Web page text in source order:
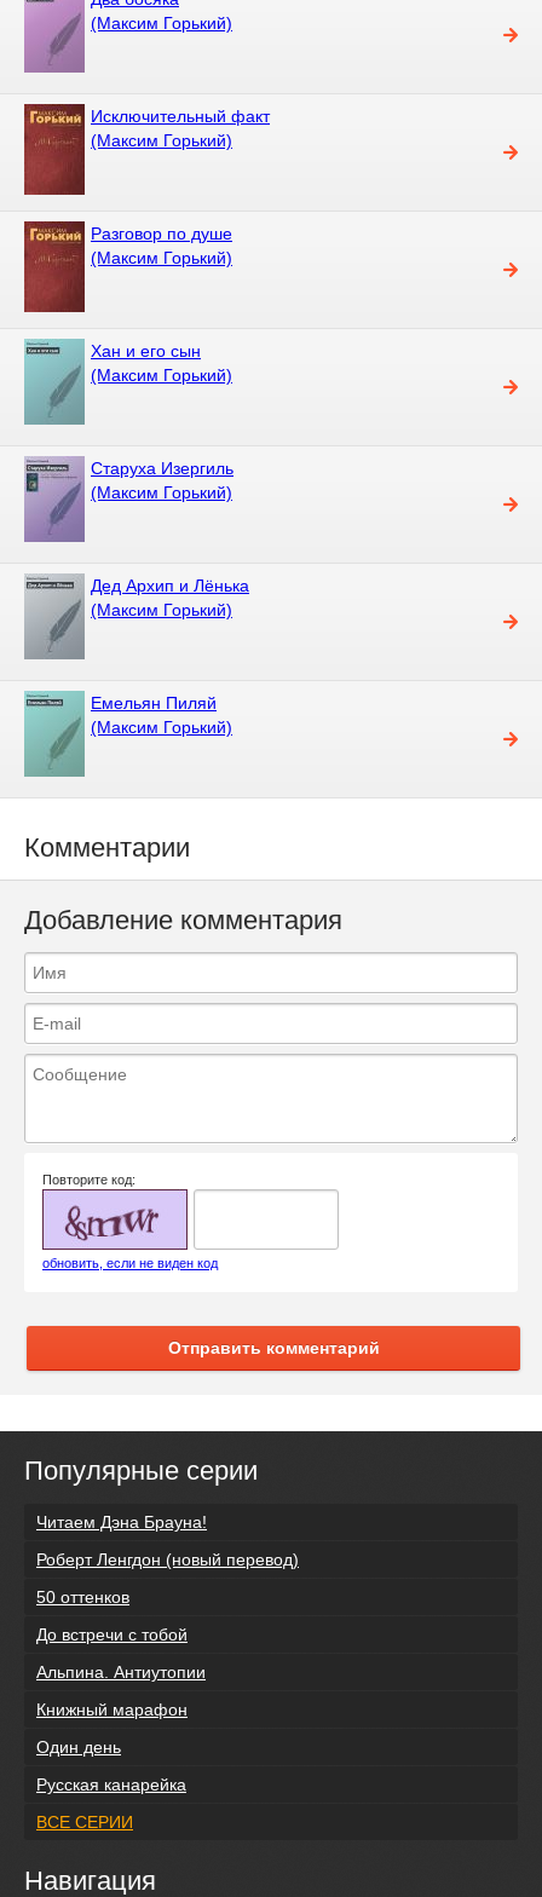
(Максим Горький)
Исключительный факт
(Максим Горький)
Разговор по душе
(Максим Горький)
Хан и его сын
(Максим Горький)
Старуха Изергиль
(Максим Горький)
Дед Архип и Лёнька
(Максим Горький)
Емельян Пиляй
(Максим Горький)
Комментарии
Добавление комментария
Повторите код:
обновить, если не виден код
Отправить комментарий
Популярные серии
Читаем Дэна Брауна!
Роберт Ленгдон (новый перевод)
50 оттенков
До встречи с тобой
Альпина. Антиутопии
Книжный марафон
Один день
Русская канарейка
ВСЕ СЕРИИ
Навигация